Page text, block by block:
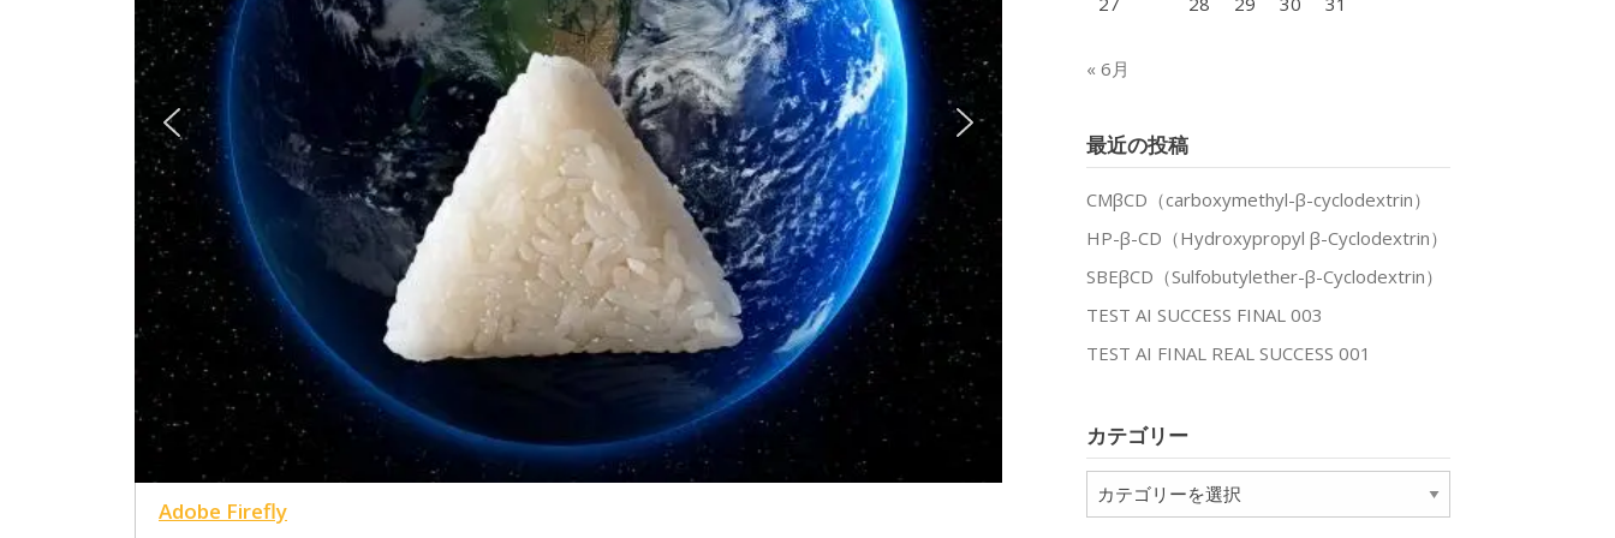
Adobe Firefly
« 6月
最近の投稿
CMβCD（carboxymethyl-β-cyclodextrin）
HP-β-CD（Hydroxypropyl β-Cyclodextrin）
SBEβCD（Sulfobutylether-β-Cyclodextrin）
TEST AI SUCCESS FINAL 003
TEST AI FINAL REAL SUCCESS 001
カテゴリー
テ